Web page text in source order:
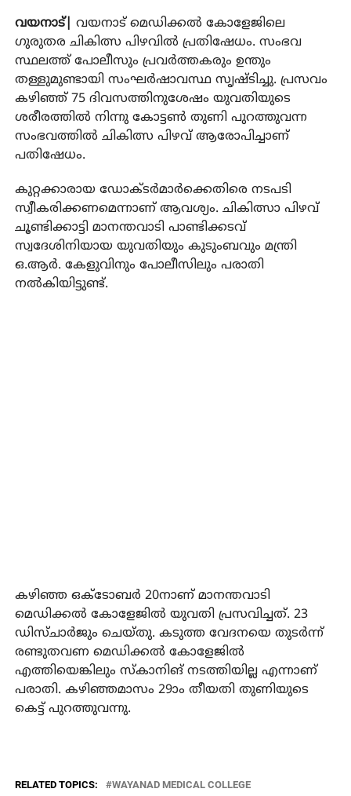
വയനാട്| വയനാട് മെഡിക്കല്‍ കോളേജിലെ
ഗുരുതര ചികിത്സ പിഴവില്‍ പ്രതിഷേധം. സംഭവ
സ്ഥലത്ത് പോലീസും പ്രവര്‍ത്തകരും ഉന്തും
തള്ളുമുണ്ടായി സംഘര്‍ഷാവസ്ഥ സൃഷ്ടിച്ചു. പ്രസവം
കഴിഞ്ഞ് 75 ദിവസത്തിനുശേഷം യുവതിയുടെ
ശരീരത്തില്‍ നിന്നു കോട്ടണ്‍ തുണി പുറത്തുവന്ന
സംഭവത്തില്‍ ചികിത്സ പിഴവ് ആരോപിച്ചാണ്
പതിഷേധം.
കുറ്റക്കാരായ ഡോക്ടര്‍മാര്‍ക്കെതിരെ നടപടി
സ്വീകരിക്കണമെന്നാണ് ആവശ്യം. ചികിത്സാ പിഴവ്
ചൂണ്ടിക്കാട്ടി മാനന്തവാടി പാണ്ടിക്കടവ്
സ്വദേശിനിയായ യുവതിയും കുടുംബവും മന്ത്രി
ഒ.ആര്‍. കേളുവിനും പോലീസിലും പരാതി
നല്‍കിയിട്ടുണ്ട്.
കഴിഞ്ഞ ഒക്ടോബര്‍ 20നാണ് മാനന്തവാടി
മെഡിക്കല്‍ കോളേജില്‍ യുവതി പ്രസവിച്ചത്. 23
ഡിസ്ചാര്‍ജും ചെയ്തു. കടുത്ത വേദനയെ തുടര്‍ന്ന്
രണ്ടുതവണ മെഡിക്കല്‍ കോളേജില്‍
എത്തിയെങ്കിലും സ്‌കാനിങ് നടത്തിയില്ല എന്നാണ്
പരാതി. കഴിഞ്ഞമാസം 29ാം തീയതി തുണിയുടെ
കെട്ട് പുറത്തുവന്നു.
RELATED TOPICS: WAYANAD MEDICAL COLLEGE